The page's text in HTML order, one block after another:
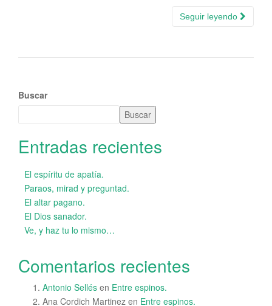
Seguir leyendo
Buscar
Buscar
Entradas recientes
El espíritu de apatía.
Paraos, mirad y preguntad.
El altar pagano.
El Dios sanador.
Ve, y haz tu lo mismo…
Comentarios recientes
Antonio Sellés en Entre espinos.
Ana Cordich Martinez en Entre espinos.